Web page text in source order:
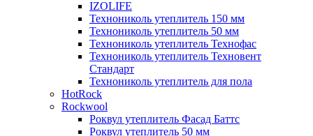
IZOLIFE
Технониколь утеплитель 150 мм
Технониколь утеплитель 50 мм
Технониколь утеплитель Технофас
Технониколь утеплитель Техновент
Стандарт
Технониколь утеплитель для пола
HotRock
Rockwool
Роквул утеплитель Фасад Баттс
Роквул утеплитель 50 мм